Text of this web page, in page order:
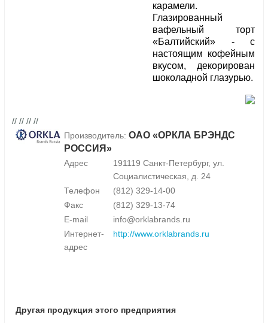
карамели.
Глазированный
вафельный торт
«Балтийский» - с
настоящим кофейным
вкусом, декорирован
шоколадной глазурью.
// // // //
Производитель: ОАО «ОРКЛА БРЭНДС
РОССИЯ»
Адрес
191119 Санкт-Петербург, ул.
Социалистическая, д. 24
Телефон
(812) 329-14-00
Факс
(812) 329-13-74
E-mail
info@orklabrands.ru
Интернет-
адрес
http://www.orklabrands.ru
Другая продукция этого предприятия